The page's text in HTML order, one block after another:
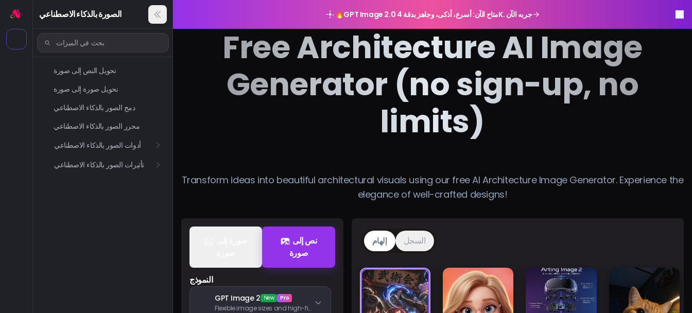
الصورة بالذكاء الاصطناعي
تحويل النص إلى صورة
تحويل صورة إلى صورة
دمج الصور بالذكاء الاصطناعي
محرر الصور بالذكاء الاصطناعي
أدوات الصور بالذكاء الاصطناعي
تأثيرات الصور بالذكاء الاصطناعي
🔥 GPT Image 2.0 متاح الآن: أسرع، أذكى، وجاهز بدقة 4K. جربه الآن
Free Architecture AI Image
Generator (no sign-up, no
limits)
Transform ideas into beautiful architectural visuals using our free AI Architecture Image Generator. Experience the
elegance of well-crafted designs!
صورة
النموذج
GPT Image 2 New Pro
Flexible image sizes and high-fidelity image inputs
إلهام السجل